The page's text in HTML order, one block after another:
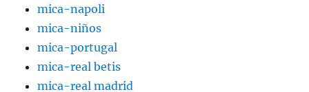
mica-napoli
mica-niños
mica-portugal
mica-real betis
mica-real madrid